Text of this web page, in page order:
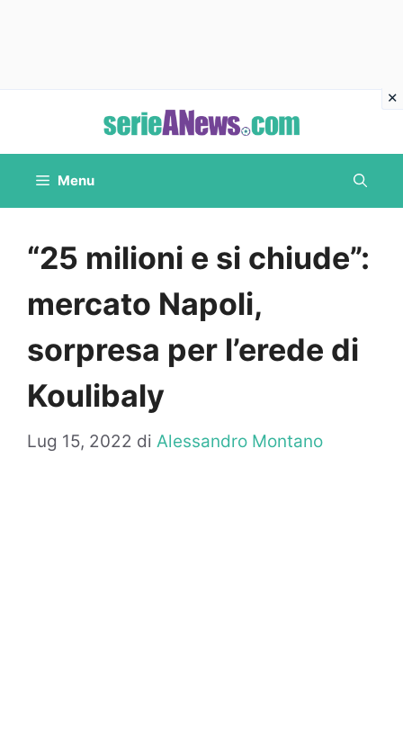
contenuto
Menu
“25 milioni e si chiude”:
mercato Napoli,
sorpresa per l’erede di
Koulibaly
Lug 15, 2022 di Alessandro Montano